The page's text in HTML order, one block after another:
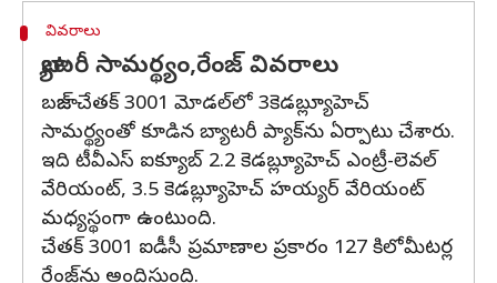
వివరాలు
బ్యాటరీ సామర్థ్యం,రేంజ్ వివరాలు
బజాజ్ చేతక్ 3001 మోడల్‌లో 3కెడబ్ల్యూహెచ్
సామర్థ్యంతో కూడిన బ్యాటరీ ప్యాక్‌ను ఏర్పాటు చేశారు.
ఇది టీవీఎస్ ఐక్యూబ్ 2.2 కెడబ్ల్యూహెచ్ ఎంట్రీ-లెవల్
వేరియంట్, 3.5 కెడబ్ల్యూహెచ్ హయ్యర్ వేరియంట్
మధ్యస్థంగా ఉంటుంది.
చేతక్ 3001 ఐడీసీ ప్రమాణాల ప్రకారం 127 కిలోమీటర్ల